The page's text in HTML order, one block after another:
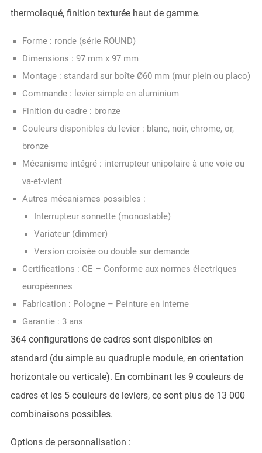
thermolaqué, finition texturée haut de gamme.
Forme : ronde (série ROUND)
Dimensions : 97 mm x 97 mm
Montage : standard sur boîte Ø60 mm (mur plein ou placo)
Commande : levier simple en aluminium
Finition du cadre : bronze
Couleurs disponibles du levier : blanc, noir, chrome, or,
bronze
Mécanisme intégré : interrupteur unipolaire à une voie ou
va-et-vient
Autres mécanismes possibles :
Interrupteur sonnette (monostable)
Variateur (dimmer)
Version croisée ou double sur demande
Certifications : CE – Conforme aux normes électriques
européennes
Fabrication : Pologne – Peinture en interne
Garantie : 3 ans
364 configurations de cadres sont disponibles en
standard (du simple au quadruple module, en orientation
horizontale ou verticale). En combinant les 9 couleurs de
cadres et les 5 couleurs de leviers, ce sont plus de 13 000
combinaisons possibles.
Options de personnalisation :